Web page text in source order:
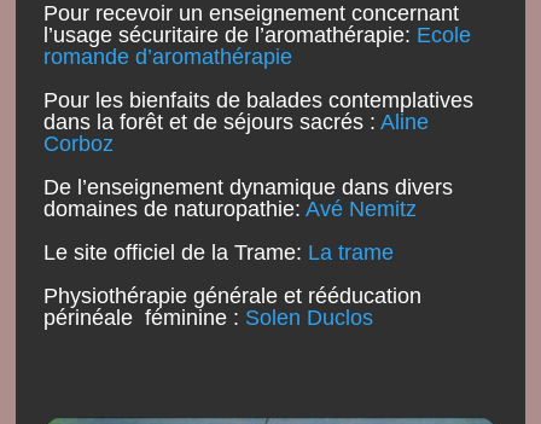
Pour recevoir un enseignement concernant
l’usage sécuritaire de l’aromathérapie: Ecole
romande d’aromathérapie
Pour les bienfaits de balades contemplatives
dans la forêt et de séjours sacrés :Aline
Corboz
De l’enseignement dynamique dans divers
domaines de naturopathie:Avé Nemitz
Le site officiel de la Trame: La trame
Physiothérapie générale et rééducation
périnéale féminine : Solen Duclos